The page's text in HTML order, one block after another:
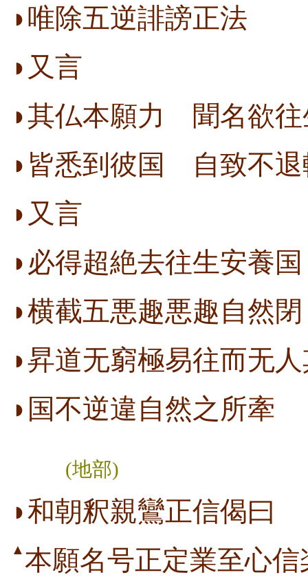
◗唯除五逆誹謗正法
◗又言
◗其仏本願力 聞名欲往
◗皆悉到彼国 自致不退
◗又言
◗必得超絶去往生安養国
◗横截五悪趣悪趣自然閉
◗昇道无窮極易往而无
◗国不逆違自然之所牽
(地部)
◗和朝釈親鸞正信偈曰
▲ 本願名号正定業至心信